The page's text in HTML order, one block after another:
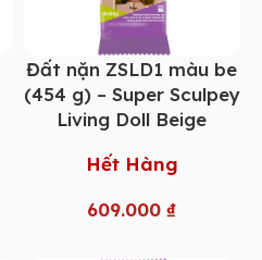
Đất nặn ZSLD1 màu be
(454 g) – Super Sculpey
Living Doll Beige
Hết Hàng
609.000₫